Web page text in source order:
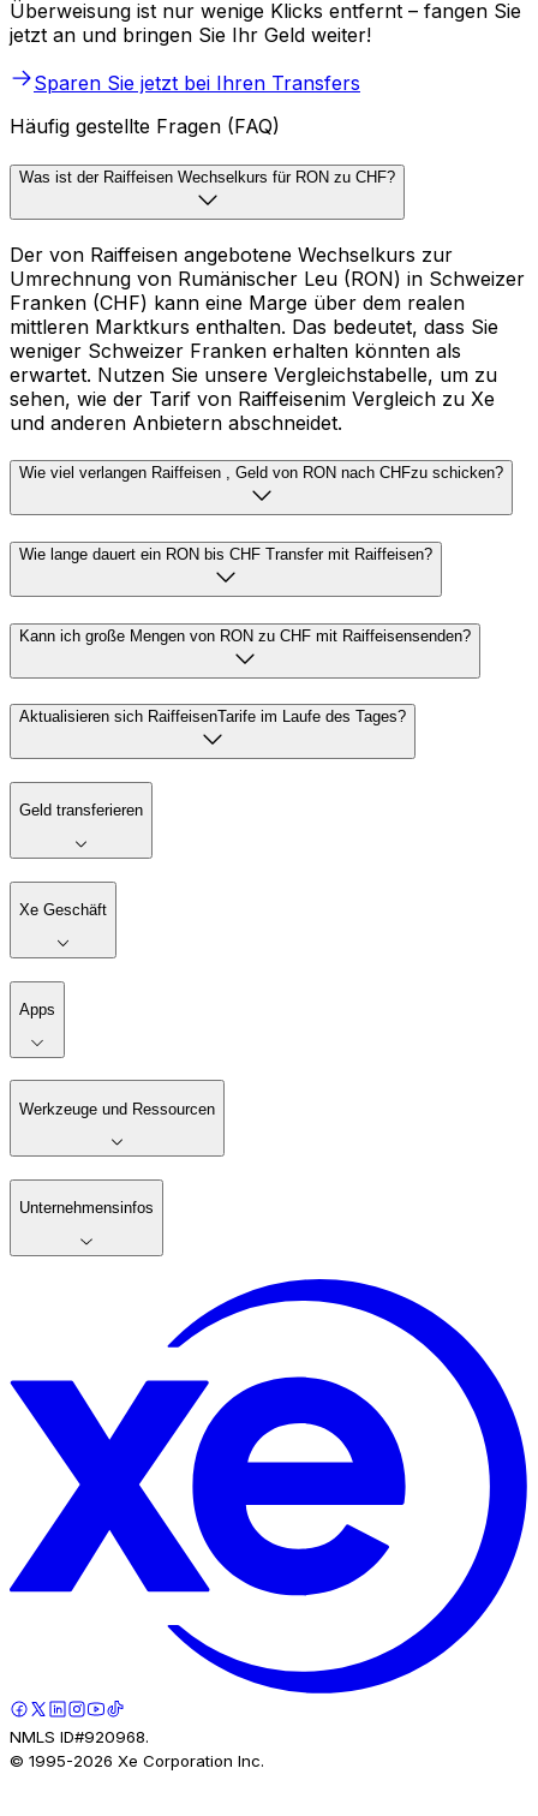
Überweisung ist nur wenige Klicks entfernt – fangen Sie
jetzt an und bringen Sie Ihr Geld weiter!
Sparen Sie jetzt bei Ihren Transfers
Häufig gestellte Fragen (FAQ)
Was ist der Raiffeisen Wechselkurs für RON zu CHF?
Der von Raiffeisen angebotene Wechselkurs zur
Umrechnung von Rumänischer Leu (RON) in Schweizer
Franken (CHF) kann eine Marge über dem realen
mittleren Marktkurs enthalten. Das bedeutet, dass Sie
weniger Schweizer Franken erhalten könnten als
erwartet. Nutzen Sie unsere Vergleichstabelle, um zu
sehen, wie der Tarif von Raiffeisenim Vergleich zu Xe
und anderen Anbietern abschneidet.
Wie viel verlangen Raiffeisen , Geld von RON nach CHFzu schicken?
Wie lange dauert ein RON bis CHF Transfer mit Raiffeisen?
Kann ich große Mengen von RON zu CHF mit Raiffeisensenden?
Aktualisieren sich RaiffeisenTarife im Laufe des Tages?
Geld transferieren
Xe Geschäft
Apps
Werkzeuge und Ressourcen
Unternehmensinfos
NMLS ID#920968.
© 1995-2026 Xe Corporation Inc.